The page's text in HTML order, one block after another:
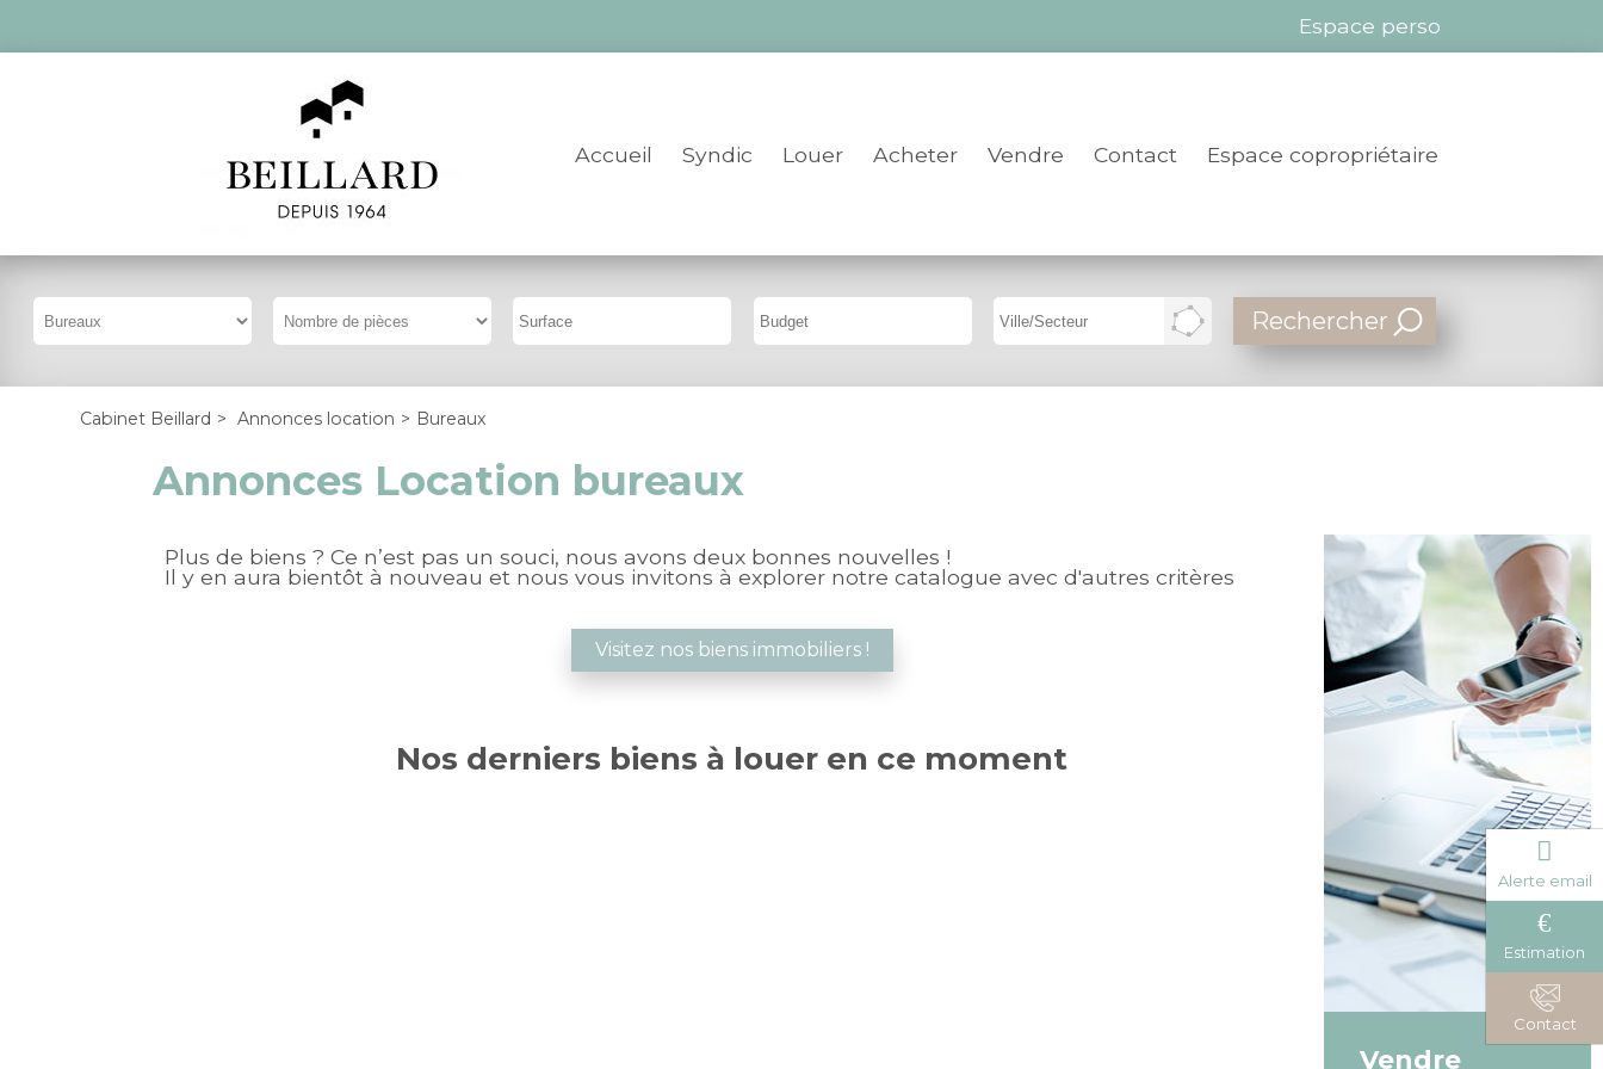
Espace perso
Accueil Syndic Louer Acheter Vendre Contact Espace copropriétaire
Cabinet Beillard > Annonces location > Bureaux
Annonces Location bureaux
Vendre
Plus de biens ? Ce n’est pas un souci, nous avons deux bonnes nouvelles !
Il y en aura bientôt à nouveau et nous vous invitons à explorer notre catalogue avec d'autres critères
Visitez nos biens immobiliers !
Nos derniers biens à louer en ce moment
Alerte email
Estimation
Contact